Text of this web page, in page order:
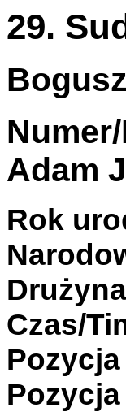
29.
Adam
Rok
Czas/